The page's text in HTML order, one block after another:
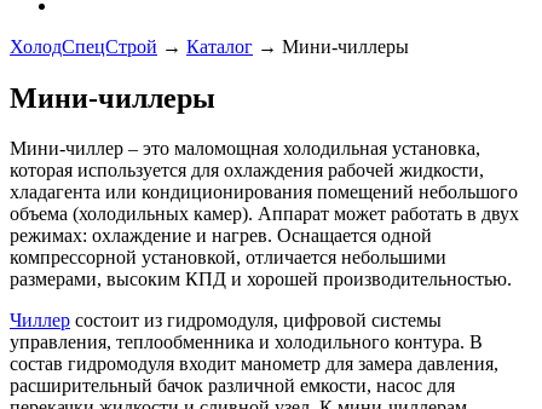
ХолодСпецСтрой → Каталог → Мини-чиллеры
Мини-чиллеры
Мини-чиллер – это маломощная холодильная установка,
которая используется для охлаждения рабочей жидкости,
хладагента или кондиционирования помещений небольшого
объема (холодильных камер). Аппарат может работать в двух
режимах: охлаждение и нагрев. Оснащается одной
компрессорной установкой, отличается небольшими
размерами, высоким КПД и хорошей производительностью.
Чиллер состоит из гидромодуля, цифровой системы
управления, теплообменника и холодильного контура. В
состав гидромодуля входит манометр для замера давления,
расширительный бачок различной емкости, насос для